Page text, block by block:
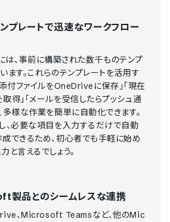
プレートで迅速なワークフロー
、事前に構築された数千ものテンプ
ます。これらのテンプレートを活用す
添付ファイルをOneDriveに保存」「現在
得」「メールを受信したらプッシュ通
多様な作業を簡単に自動化できます。
、必要な項目を入力するだけで自動
できるため、初心者でも手軽に始め
と言えるでしょう。
品とのシームレスな連携
、Microsoft Teamsなど、他のMic